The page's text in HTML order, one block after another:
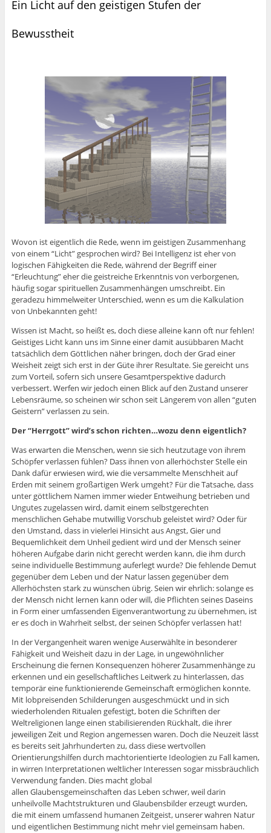
Ein Licht auf den geistigen Stufen der
Bewusstheit
Wovon ist eigentlich die Rede, wenn im geistigen Zusammenhang
von einem “Licht” gesprochen wird? Bei Intelligenz ist eher von
logischen Fähigkeiten die Rede, während der Begriff einer
“Erleuchtung” eher die geistreiche Erkenntnis von verborgenen,
häufig sogar spirituellen Zusammenhängen umschreibt. Ein
geradezu himmelweiter Unterschied, wenn es um die Kalkulation
von Unbekannten geht!
Wissen ist Macht, so heißt es, doch diese alleine kann oft nur fehlen!
Geistiges Licht kann uns im Sinne einer damit ausübbaren Macht
tatsächlich dem Göttlichen näher bringen, doch der Grad einer
Weisheit zeigt sich erst in der Güte ihrer Resultate. Sie gereicht uns
zum Vorteil, sofern sich unsere Gesamtperspektive dadurch
verbessert. Werfen wir jedoch einen Blick auf den Zustand unserer
Lebensräume, so scheinen wir schon seit Längerem von allen “guten
Geistern” verlassen zu sein.
Der “Herrgott” wird’s schon richten…wozu denn eigentlich?
Was erwarten die Menschen, wenn sie sich heutzutage von ihrem
Schöpfer verlassen fühlen? Dass ihnen von allerhöchster Stelle ein
Dank dafür erwiesen wird, wie die versammelte Menschheit auf
Erden mit seinem großartigen Werk umgeht? Für die Tatsache, dass
unter göttlichem Namen immer wieder Entweihung betrieben und
Ungutes zugelassen wird, damit einem selbstgerechten
menschlichen Gehabe mutwillig Vorschub geleistet wird? Oder für
den Umstand, dass in vielerlei Hinsicht aus Angst, Gier und
Bequemlichkeit dem Unheil gedient wird und der Mensch seiner
höheren Aufgabe darin nicht gerecht werden kann, die ihm durch
seine individuelle Bestimmung auferlegt wurde? Die fehlende Demut
gegenüber dem Leben und der Natur lassen gegenüber dem
Allerhöchsten stark zu wünschen übrig. Seien wir ehrlich: solange es
der Mensch nicht lernen kann oder will, die Pflichten seines Daseins
in Form einer umfassenden Eigenverantwortung zu übernehmen, ist
er es doch in Wahrheit selbst, der seinen Schöpfer verlassen hat!
In der Vergangenheit waren wenige Auserwählte in besonderer
Fähigkeit und Weisheit dazu in der Lage, in ungewöhnlicher
Erscheinung die fernen Konsequenzen höherer Zusammenhänge zu
erkennen und ein gesellschaftliches Leitwerk zu hinterlassen, das
temporär eine funktionierende Gemeinschaft ermöglichen konnte.
Mit lobpreisenden Schilderungen ausgeschmückt und in sich
wiederholenden Ritualen gefestigt, boten die Schriften der
Weltreligionen lange einen stabilisierenden Rückhalt, die ihrer
jeweiligen Zeit und Region angemessen waren. Doch die Neuzeit lässt
es bereits seit Jahrhunderten zu, dass diese wertvollen
Orientierungshilfen durch machtorientierte Ideologien zu Fall kamen,
in wirren Interpretationen weltlicher Interessen sogar missbräuchlich
Verwendung fanden. Dies macht global
allen Glaubensgemeinschaften das Leben schwer, weil darin
unheilvolle Machtstrukturen und Glaubensbilder erzeugt wurden,
die mit einem umfassend humanen Zeitgeist, unserer wahren Natur
und eigentlichen Bestimmung nicht mehr viel gemeinsam haben.